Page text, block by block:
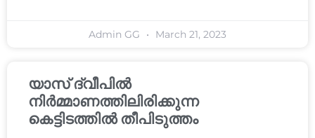
Admin GG March 21, 2023
യാസ് ദ്വീപിൽ
നിർമ്മാണത്തിലിരിക്കുന്ന
കെട്ടിടത്തിൽ തീപിടുത്തം